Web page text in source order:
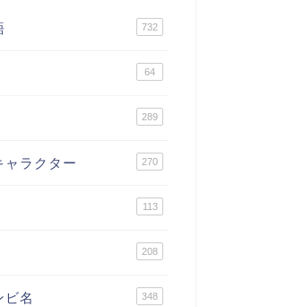
732
64
289
ャラクター 270
113
208
ビ名 348